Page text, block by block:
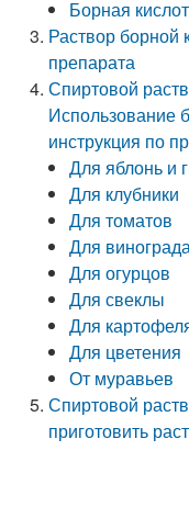
Борная
Раствор борной
препарата
Спиртовой
Использование
инструкция по
Для яблонь и
Для клубники
Для томатов
Для
Для огурцов
Для свеклы
Для
Для цветения
От муравьев
Спиртовой
приготовить